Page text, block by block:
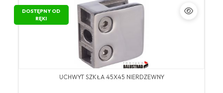
DOSTĘPNY OD
RĘKI
UCHWYT SZKŁA 45X45 NIERDZEWNY